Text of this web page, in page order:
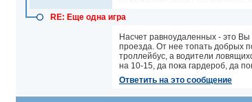
RE: Еще одна игра
Насчет равноудаленных - это Вы
проезда. От нее топать добрых
троллейбус, а водители
на 10-15, да пока гардероб, да
Ответить на это сообщение